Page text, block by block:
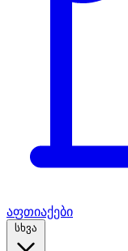
აფთიაქები
სხვა